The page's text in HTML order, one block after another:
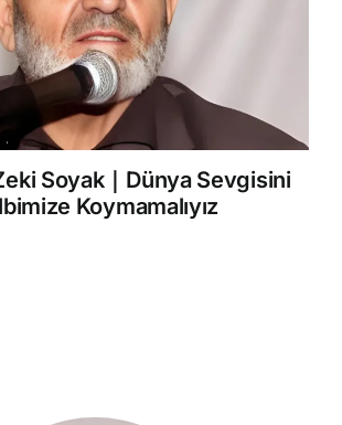
Soyak｜Dünya Sevgisini
Koymamalıyız